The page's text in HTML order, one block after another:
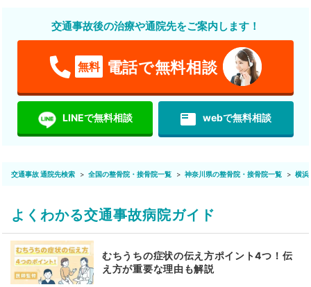
交通事故後の治療や通院先をご案内します！
無料 電話で無料相談
LINEで無料相談 featured_play_list webで無料相談
交通事故 通院先検索 全国の整骨院・接骨院一覧 神奈川県の整骨院・接骨院一覧 横浜
よくわかる交通事故病院ガイド
むちうちの症状の伝え方ポイント4つ！伝
え方が重要な理由も解説